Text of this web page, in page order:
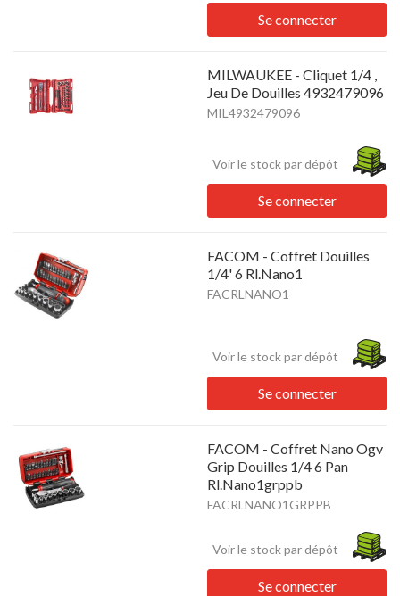
Se connecter
MILWAUKEE - Cliquet 1/4 ,
Jeu De Douilles 4932479096
MIL4932479096
Voir le stock par dépôt
Se connecter
FACOM - Coffret Douilles
1/4' 6 Rl.Nano1
FACRLNANO1
Voir le stock par dépôt
Se connecter
FACOM - Coffret Nano Ogv
Grip Douilles 1/4 6 Pan
Rl.Nano1grppb
FACRLNANO1GRPPB
Voir le stock par dépôt
Se connecter